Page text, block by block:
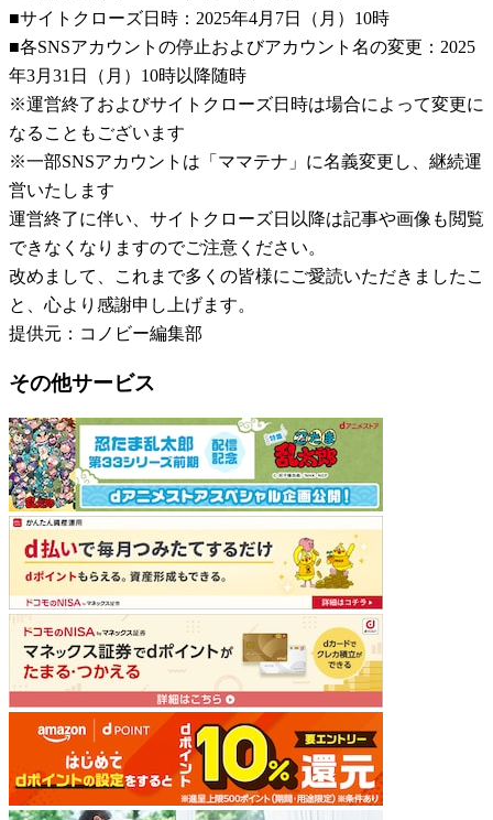
■サイトクローズ日時：2025年4月7日（月）10時
■各SNSアカウントの停止およびアカウント名の変更：2025
年3月31日（月）10時以降随時
※運営終了およびサイトクローズ日時は場合によって変更に
なることもございます
※一部SNSアカウントは「ママテナ」に名義変更し、継続運
営いたします
運営終了に伴い、サイトクローズ日以降は記事や画像も閲覧
できなくなりますのでご注意ください。
改めまして、これまで多くの皆様にご愛読いただきましたこ
と、心より感謝申し上げます。
提供元：コノビー編集部
その他サービス